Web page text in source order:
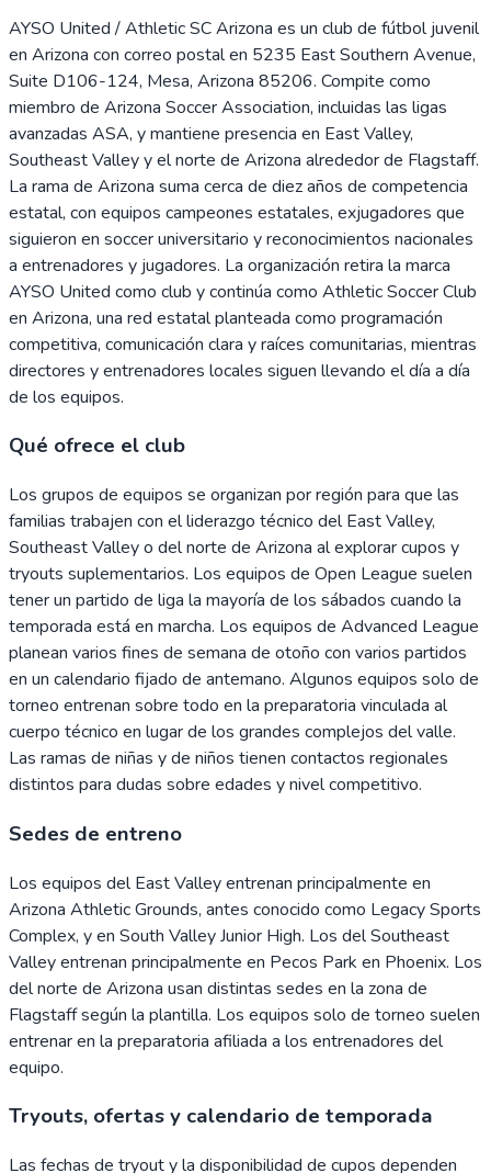
AYSO United / Athletic SC Arizona es un club de fútbol juvenil
en Arizona con correo postal en 5235 East Southern Avenue,
Suite D106-124, Mesa, Arizona 85206. Compite como
miembro de Arizona Soccer Association, incluidas las ligas
avanzadas ASA, y mantiene presencia en East Valley,
Southeast Valley y el norte de Arizona alrededor de Flagstaff.
La rama de Arizona suma cerca de diez años de competencia
estatal, con equipos campeones estatales, exjugadores que
siguieron en soccer universitario y reconocimientos nacionales
a entrenadores y jugadores. La organización retira la marca
AYSO United como club y continúa como Athletic Soccer Club
en Arizona, una red estatal planteada como programación
competitiva, comunicación clara y raíces comunitarias, mientras
directores y entrenadores locales siguen llevando el día a día
de los equipos.
Qué ofrece el club
Los grupos de equipos se organizan por región para que las
familias trabajen con el liderazgo técnico del East Valley,
Southeast Valley o del norte de Arizona al explorar cupos y
tryouts suplementarios. Los equipos de Open League suelen
tener un partido de liga la mayoría de los sábados cuando la
temporada está en marcha. Los equipos de Advanced League
planean varios fines de semana de otoño con varios partidos
en un calendario fijado de antemano. Algunos equipos solo de
torneo entrenan sobre todo en la preparatoria vinculada al
cuerpo técnico en lugar de los grandes complejos del valle.
Las ramas de niñas y de niños tienen contactos regionales
distintos para dudas sobre edades y nivel competitivo.
Sedes de entreno
Los equipos del East Valley entrenan principalmente en
Arizona Athletic Grounds, antes conocido como Legacy Sports
Complex, y en South Valley Junior High. Los del Southeast
Valley entrenan principalmente en Pecos Park en Phoenix. Los
del norte de Arizona usan distintas sedes en la zona de
Flagstaff según la plantilla. Los equipos solo de torneo suelen
entrenar en la preparatoria afiliada a los entrenadores del
equipo.
Tryouts, ofertas y calendario de temporada
Las fechas de tryout y la disponibilidad de cupos dependen